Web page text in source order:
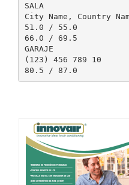
SALA
City Name, Country
51.0 / 55.0
66.0 / 69.5
GARAJE
(123) 456 789 10